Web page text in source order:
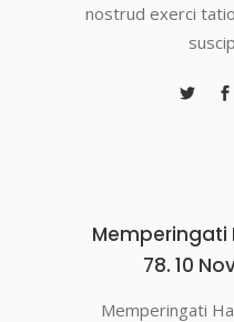
nostrud exerci
Memperingati
78. 10
Memperingati